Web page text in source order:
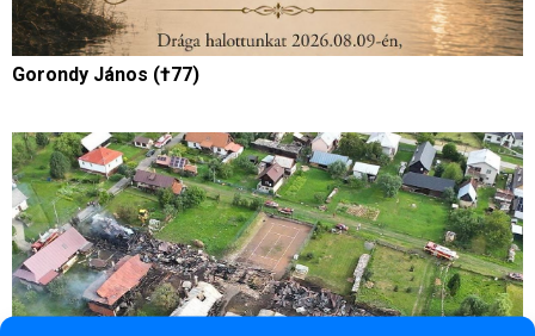
Gorondy János (†77)